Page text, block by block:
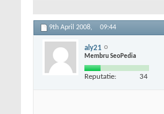
9th April 2008, 09:44
aly21
Membru SeoPedia
Reputatie: 34